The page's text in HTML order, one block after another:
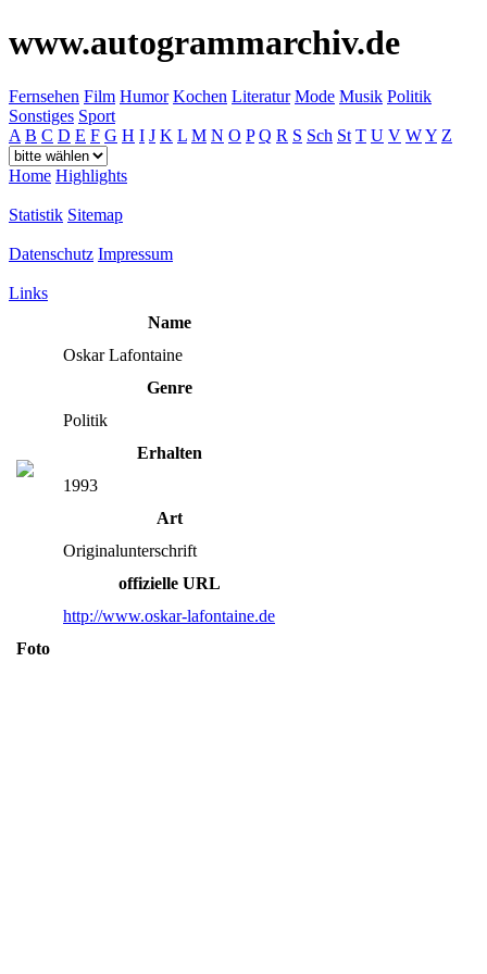
www.autogrammarchiv.de
Fernsehen Film Humor Kochen Literatur Mode Musik Politik
Sonstiges Sport
A B C D E F G H I J K L M N O P Q R S Sch St T U V WY Z
Home Highlights
Statistik Sitemap
Datenschutz Impressum
Links
Name
Oskar Lafontaine
Genre
Politik
Erhalten
1993
Art
Originalunterschrift
offizielle URL
http://www.oskar-lafontaine.de
Foto